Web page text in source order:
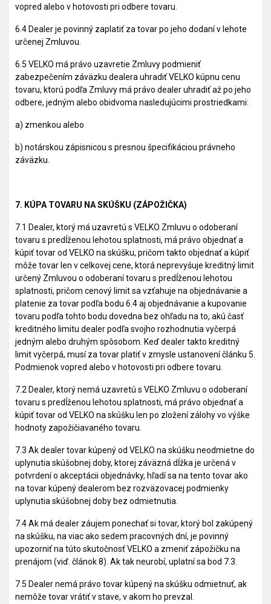
vopred alebo v hotovosti pri odbere tovaru.
6.4 Dealer je povinný zaplatiť za tovar po jeho dodaní v lehote
určenej Zmluvou.
6.5 VELKO má právo uzavretie Zmluvy podmieniť
zabezpečením záväzku dealera uhradiť VELKO kúpnu cenu
tovaru, ktorú podľa Zmluvy má právo dealer uhradiť až po jeho
odbere, jedným alebo obidvoma nasledujúcimi prostriedkami:
a) zmenkou alebo
b) notárskou zápisnicou s presnou špecifikáciou právneho
záväzku.
7. KÚPA TOVARU NA SKÚŠKU (ZÁPOŽIČKA)
7.1 Dealer, ktorý má uzavretú s VELKO Zmluvu o odoberaní
tovaru s predĺženou lehotou splatnosti, má právo objednať a
kúpiť tovar od VELKO na skúšku, pričom takto objednať a kúpiť
môže tovar len v celkovej cene, ktorá neprevyšuje kreditný limit
určený Zmluvou o odoberaní tovaru s predĺženou lehotou
splatnosti, pričom cenový limit sa vzťahuje na objednávanie a
platenie za tovar podľa bodu 6.4 aj objednávanie a kupovanie
tovaru podľa tohto bodu dovedna bez ohľadu na to, akú časť
kreditného limitu dealer podľa svojho rozhodnutia vyčerpá
jedným alebo druhým spôsobom. Keď dealer takto kreditný
limit vyčerpá, musí za tovar platiť v zmysle ustanovení článku 5.
Podmienok vopred alebo v hotovosti pri odbere tovaru.
7.2 Dealer, ktorý nemá uzavretú s VELKO Zmluvu o odoberaní
tovaru s predĺženou lehotou splatnosti, má právo objednať a
kúpiť tovar od VELKO na skúšku len po zložení zálohy vo výške
hodnoty zapožičiavaného tovaru.
7.3 Ak dealer tovar kúpený od VELKO na skúšku neodmietne do
uplynutia skúšobnej doby, ktorej záväzná dĺžka je určená v
potvrdení o akceptácii objednávky, hľadí sa na tento tovar ako
na tovar kúpený dealerom bez rozväzovacej podmienky
uplynutia skúšobnej doby bez odmietnutia.
7.4 Ak má dealer záujem ponechať si tovar, ktorý bol zakúpený
na skúšku, na viac ako sedem pracovných dní, je povinný
upozorniť na túto skutočnosť VELKO a zmeniť zápožičku na
prenájom (viď. článok 8). Ak tak neurobí, uplatní sa bod 7.3.
7.5 Dealer nemá právo tovar kúpený na skúšku odmietnuť, ak
nemôže tovar vrátiť v stave, v akom ho prevzal.